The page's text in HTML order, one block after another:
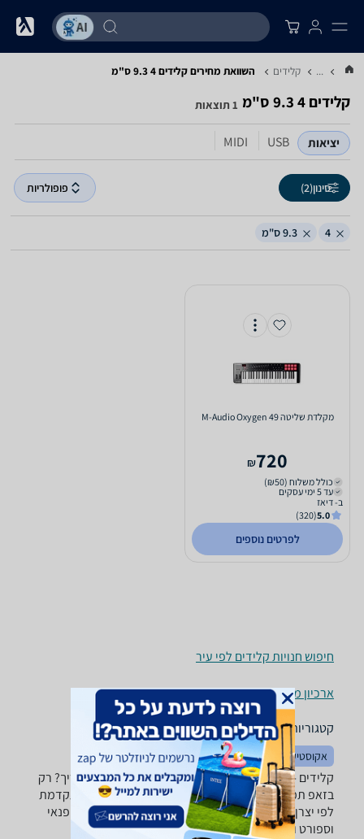
... קלידים השוואת מחירים קלידים ‏4 ‏9.3 ‏ס"מ
קלידים ‏4 ‏9.3 ‏ס"מ 1 תוצאות
יציאות USB
MIDI
סינון(2) פופולריות
4 9.3 ס"מ
‏מקלדת שליטה M-Audio Oxygen 49
720
₪
כולל משלוח (₪50)
עד 5 ימי עסקים
ב- דיאז
5.0
(320)
לפרטים נוספים
חיפוש חנויות קלידים לפי עיר
ארכיון מוצרים
קטגוריות משלימות
אקוסטיקה
קלידים - ‏4 ‏9.3 ‏ס"מ רוצה למצוא את הקלידים שאתה צריך? רק
בזאפ תמצא מאות ביקורות על קלידים מערכת סינון מתקדמת
לפי יצרן , סוג ועוד, השוואת מחירים ביותר מאלף חנויות פנאי
וספורט ותקבל החלטה חכמה!